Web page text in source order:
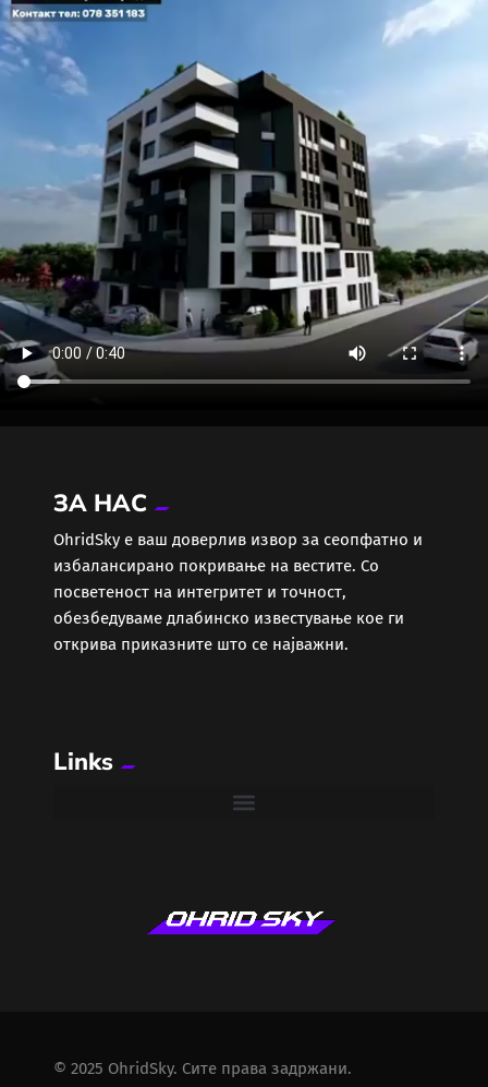
ЗА НАС
ОhridSky е ваш доверлив извор за сеопфатно и
избалансирано покривање на вестите. Со
посветеност на интегритет и точност,
обезбедуваме длабинско известување кое ги
открива приказните што се најважни.
Links
© 2025 OhridSky. Сите права задржани.